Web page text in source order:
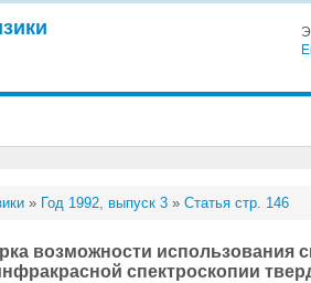
» Год 1992, выпуск 3 »Статья стр. 146
возможности использования
спектроскопии